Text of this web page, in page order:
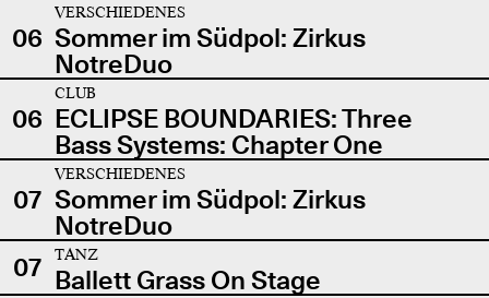
06
VERSCHIEDENES
Sommer im Südpol: Zirkus
NotreDuo
06
CLUB
ECLIPSE BOUNDARIES: Three
Bass Systems: Chapter One
07
VERSCHIEDENES
Sommer im Südpol: Zirkus
NotreDuo
07
TANZ
Ballett Grass On Stage